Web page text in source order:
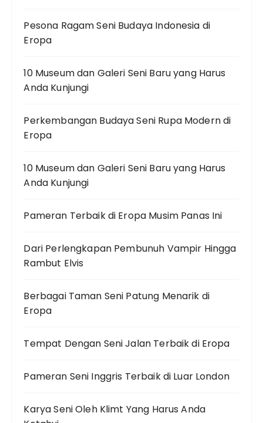
Pesona Ragam Seni Budaya Indonesia di
Eropa
10 Museum dan Galeri Seni Baru yang Harus
Anda Kunjungi
Perkembangan Budaya Seni Rupa Modern di
Eropa
10 Museum dan Galeri Seni Baru yang Harus
Anda Kunjungi
Pameran Terbaik di Eropa Musim Panas Ini
Dari Perlengkapan Pembunuh Vampir Hingga
Rambut Elvis
Berbagai Taman Seni Patung Menarik di
Eropa
Tempat Dengan Seni Jalan Terbaik di Eropa
Pameran Seni Inggris Terbaik di Luar London
Karya Seni Oleh Klimt Yang Harus Anda